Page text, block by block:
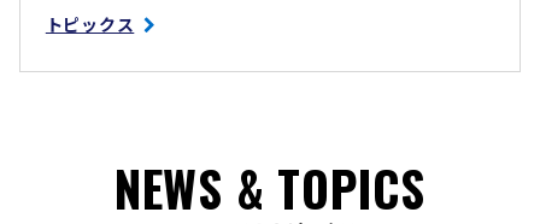
トピックス
NEWS & TOPICS